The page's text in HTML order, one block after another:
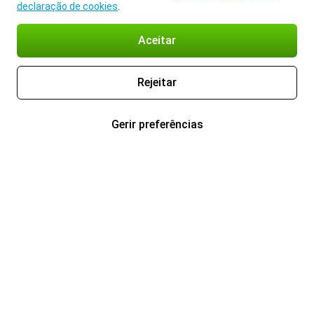
declaração de cookies
Aceitar
Rejeitar
Gerir preferências